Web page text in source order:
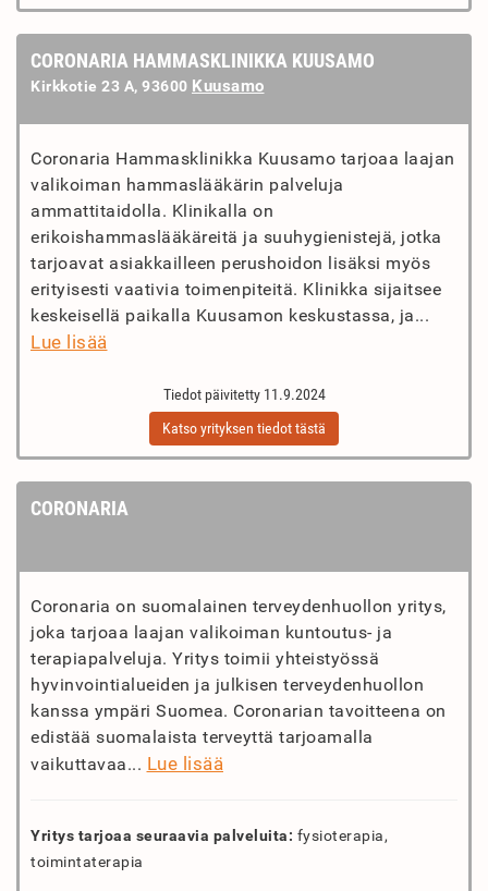
CORONARIA HAMMASKLINIKKA KUUSAMO
Kirkkotie 23 A, 93600 Kuusamo
Coronaria Hammasklinikka Kuusamo tarjoaa laajan
valikoiman hammaslääkärin palveluja
ammattitaidolla. Klinikalla on
erikoishammaslääkäreitä ja suuhygienistejä, jotka
tarjoavat asiakkailleen perushoidon lisäksi myös
erityisesti vaativia toimenpiteitä. Klinikka sijaitsee
keskeisellä paikalla Kuusamon keskustassa, ja...
Lue lisää
Tiedot päivitetty 11.9.2024
Katso yrityksen tiedot tästä
CORONARIA
Coronaria on suomalainen terveydenhuollon yritys,
joka tarjoaa laajan valikoiman kuntoutus- ja
terapiapalveluja. Yritys toimii yhteistyössä
hyvinvointialueiden ja julkisen terveydenhuollon
kanssa ympäri Suomea. Coronarian tavoitteena on
edistää suomalaista terveyttä tarjoamalla
vaikuttavaa... Lue lisää
Yritys tarjoaa seuraavia palveluita: fysioterapia,
toimintaterapia